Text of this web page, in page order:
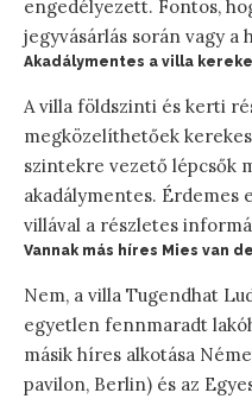
engedélyezett. Fontos,
jegyvásárlás során vagy a
Akadálymentes a villa
A villa földszinti és kerti
megközelíthetőek
szintekre vezető lépcsők
akadálymentes. Érdemes
villával a részletes
Vannak más híres Mies van
Nem, a villa Tugendhat
egyetlen fennmaradt
másik híres alkotása
pavilon, Berlin) és az